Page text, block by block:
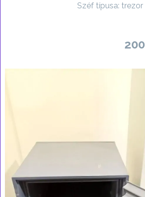
Széf típusa: trezor